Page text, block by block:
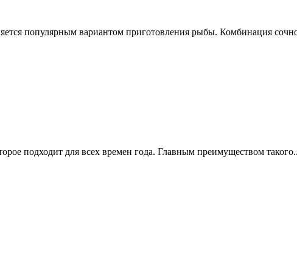
популярным вариантом приготовления рыбы. Комбинация
подходит для всех времен года. Главным преимуществом